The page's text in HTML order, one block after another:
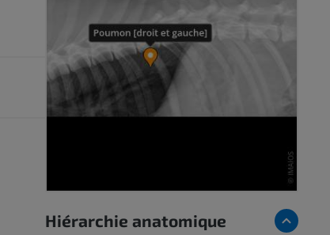
Hiérarchie anatomique